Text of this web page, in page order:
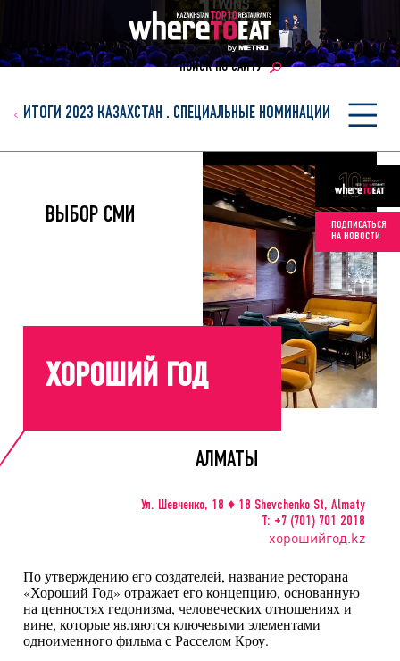
ПОИСК ПО САЙТУ
ПОДПИСАТЬСЯ
НА НОВОСТИ
ИТОГИ 2023 КАЗАХСТАН . СПЕЦИАЛЬНЫЕ НОМИНАЦИИ
ВЫБОР СМИ
ХОРОШИЙ ГОД
АЛМАТЫ
Ул. Шевченко, 18 ♦ 18 Shevchenko St, Almaty
Т: +7 (701) 701 2018
хорошийгод.kz
По утверждению его создателей, название ресторана
«Хороший Год» отражает его концепцию, основанную
на ценностях гедонизма, человеческих отношениях и
вине, которые являются ключевыми элементами
одноименного фильма с Расселом Кроу.